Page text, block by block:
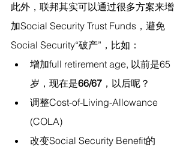
此外，联邦其实可以通过很多方案来增
加Social Security Trust Funds，避免
Social Security“破产”，比如：
增加full retirement age, 以前是65
岁，现在是66/67 ，以后呢？
调整Cost-of-Living-Allowance
(COLA)
改变Social Security Benefit的